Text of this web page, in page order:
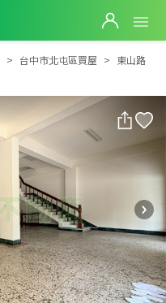
東山路超大面寬黃金雙店面
台中市北屯區買屋
東山路